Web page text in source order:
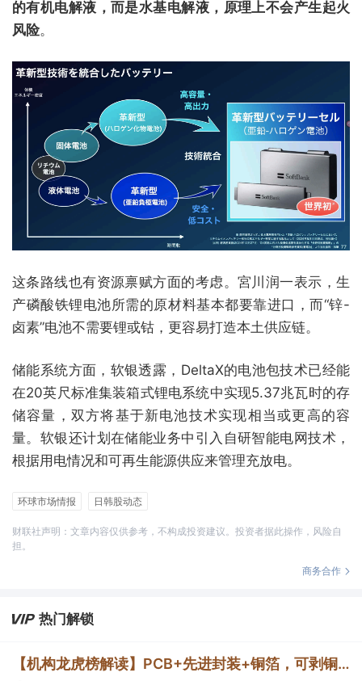
的有机电解液，而是水基电解液，原理上不会产生起火
风险。
这条路线也有资源禀赋方面的考虑。宮川润一表示，生
产磷酸铁锂电池所需的原材料基本都要靠进口，而“锌-
卤素”电池不需要锂或钴，更容易打造本土供应链。
储能系统方面，软银透露，DeltaX的电池包技术已经能
在20英尺标准集装箱式锂电系统中实现5.37兆瓦时的存
储容量，双方将基于新电池技术实现相当或更高的容
量。软银还计划在储能业务中引入自研智能电网技术，
根据用电情况和可再生能源供应来管理充放电。
环球市场情报 日韩股动态
财联社声明：文章内容仅供参考，不构成投资建议。投资者据此操作，风险自
担。
商务合作
热门解锁
【机构龙虎榜解读】PCB+先进封装+铜箔，可剥铜产品通过了部分覆铜板厂商、载板厂商及相关芯片终端的认证，持续获得小批量订单，主要应用场景包括芯片封装光模块用PCB，机构大额净买入这家公司